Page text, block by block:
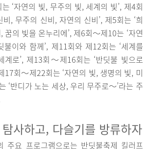
‘자연의 빛, 무주의 빛, 세계의 빛’, 제4회
비, 무주의 신비, 자연의 신비’, 제5회는 ‘희
꿈의 빛을 온누리에’, 제6회～제10는 ‘자연
불이와 함께’, 제11회와 제12회는 ‘세계를
계로’, 제13회～제16회는 ‘반딧불 빛으로
17회～제22회는 ‘자연의 빛, 생명의 빛, 미
‘반디가 노는 세상, 우리 무주로～’라는 주
사하고, 다슬기를 방류하자
주요 프로그램으로는 반딧불축제 킬러프